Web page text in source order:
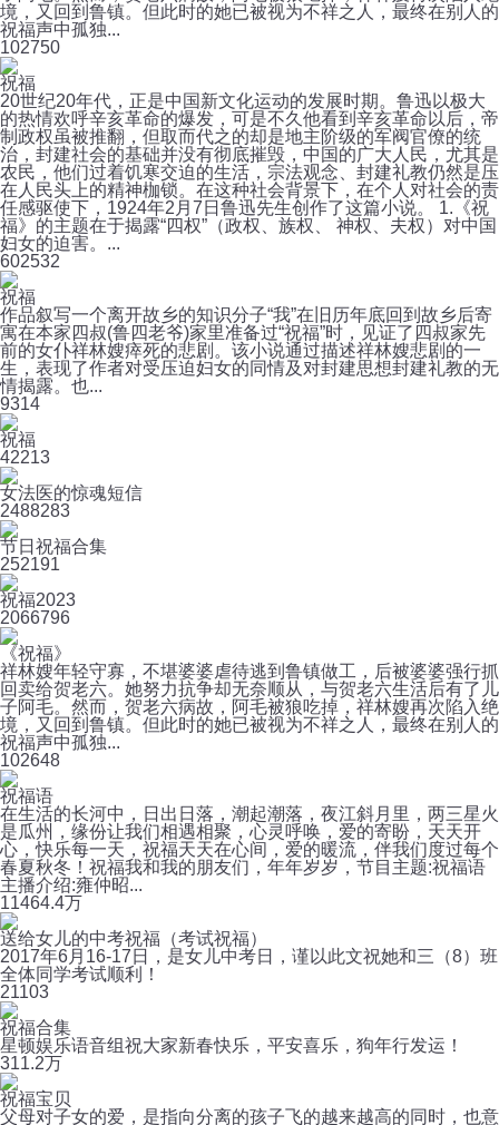
境，又回到鲁镇。但此时的她已被视为不祥之人，最终在别人的
祝福声中孤独...
102750
祝福
20世纪20年代，正是中国新文化运动的发展时期。鲁迅以极大
的热情欢呼辛亥革命的爆发，可是不久他看到辛亥革命以后，帝
制政权虽被推翻，但取而代之的却是地主阶级的军阀官僚的统
治，封建社会的基础并没有彻底摧毁，中国的广大人民，尤其是
农民，他们过着饥寒交迫的生活，宗法观念、封建礼教仍然是压
在人民头上的精神枷锁。在这种社会背景下，在个人对社会的责
任感驱使下，1924年2月7日鲁迅先生创作了这篇小说。 1.《祝
福》的主题在于揭露“四权”（政权、族权、 神权、夫权）对中国
妇女的迫害。...
602532
祝福
作品叙写一个离开故乡的知识分子“我”在旧历年底回到故乡后寄
寓在本家四叔(鲁四老爷)家里准备过“祝福”时，见证了四叔家先
前的女仆祥林嫂瘁死的悲剧。该小说通过描述祥林嫂悲剧的一
生，表现了作者对受压迫妇女的同情及对封建思想封建礼教的无
情揭露。也...
9314
祝福
42213
女法医的惊魂短信
2488283
节日祝福合集
252191
祝福2023
2066796
《祝福》
祥林嫂年轻守寡，不堪婆婆虐待逃到鲁镇做工，后被婆婆强行抓
回卖给贺老六。她努力抗争却无奈顺从，与贺老六生活后有了儿
子阿毛。然而，贺老六病故，阿毛被狼吃掉，祥林嫂再次陷入绝
境，又回到鲁镇。但此时的她已被视为不祥之人，最终在别人的
祝福声中孤独...
102648
祝福语
在生活的长河中，日出日落，潮起潮落，夜江斜月里，两三星火
是瓜州，缘份让我们相遇相聚，心灵呼唤，爱的寄盼，天天开
心，快乐每一天，祝福天天在心间，爱的暖流，伴我们度过每个
春夏秋冬！祝福我和我的朋友们，年年岁岁，节目主题:祝福语
主播介绍:雍仲昭...
11464.4万
送给女儿的中考祝福（考试祝福）
2017年6月16-17日，是女儿中考日，谨以此文祝她和三（8）班
全体同学考试顺利！
21103
祝福合集
星顿娱乐语音组祝大家新春快乐，平安喜乐，狗年行发运！
311.2万
祝福宝贝
父母对子女的爱，是指向分离的孩子飞的越来越高的同时，也意